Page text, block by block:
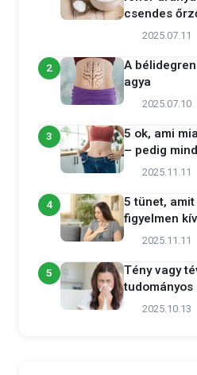
csendes
2025.07.11
2
A
agya
2025.07.10
3
5 ok, ami
– pedig
2025.11.11
4
5 tünet, amit
figyelmen
2025.11.11
5
Tény vagy
2025.10.13